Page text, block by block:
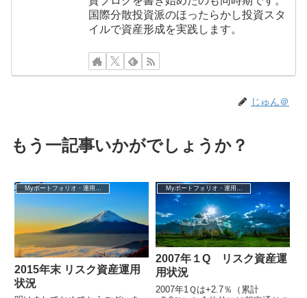
国際分散投資派のほったらかし投資スタ
イルで資産形成を実践します。
じゅん＠
もう一記事いかがでしょうか？
Myポートフォリオ・運用成績
2015年末 リスク資産運用
状況
Myポートフォリオ・運用成績
2007年１Q リスク資産運
用状況
2007年1Ｑは+2.7％（累計